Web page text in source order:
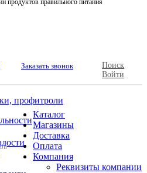
продуктов правильного питания
профитроли
Заказать звонок
Поиск
Войти
Каталог
Магазины
Доставка
Оплата
Компания
Реквизиты компании